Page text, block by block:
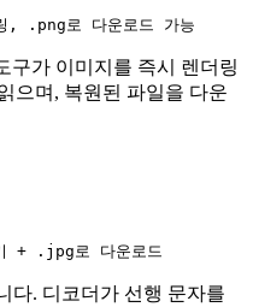
, .png로 다운로드 가능
구가 이미지를 즉시 렌더링
으며, 복원된 파일을 다운
+ .jpg로 다운로드
다. 디코더가 선행 문자를